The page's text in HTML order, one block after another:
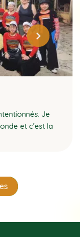
Je
et c'est la